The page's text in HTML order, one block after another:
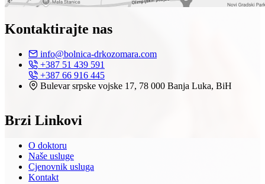
Kontaktirajte nas
info@bolnica-drkozomara.com
+387 51 439 591
+387 66 916 445
Bulevar srpske vojske 17, 78 000 Banja Luka, BiH
Brzi Linkovi
O doktoru
Naše usluge
Cjenovnik usluga
Kontakt